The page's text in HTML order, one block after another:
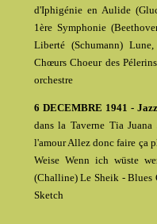
d'Iphigénie en Aulide
1ère Symphonie
Liberté (Schumann)
Chœurs Choeur des
orchestre
6 DECEMBRE 1941 -
dans la Taverne Tia
l'amour Allez donc faire ça
Weise Wenn ich wüste
(Challine) Le Sheik - Blues
Sketch